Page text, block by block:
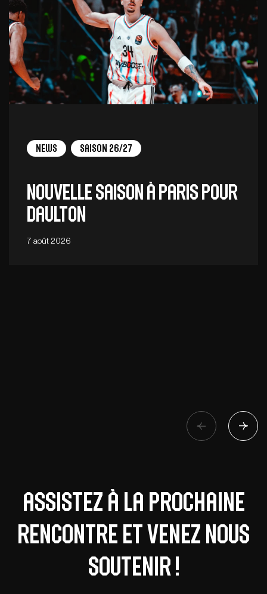
News Saison 26/27
Nouvelle saison à Paris pour
Daulton
7 août 2026
Assistez à la prochaine
rencontre et venez nous
soutenir !